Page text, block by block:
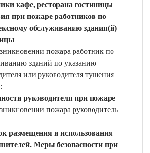
кафе, ресторана гостиницы
при пожаре работников по
обслуживанию здания(й)
пожара работник по
зданий по указанию
или руководителя тушения
руководителя при пожаре
пожара руководитель
размещения и использования
Меры безопасности при